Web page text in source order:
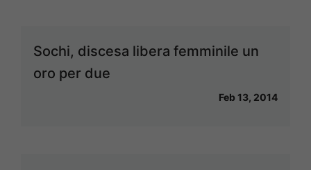
Sochi, discesa libera femminile un
oro per due
Feb 13, 2014